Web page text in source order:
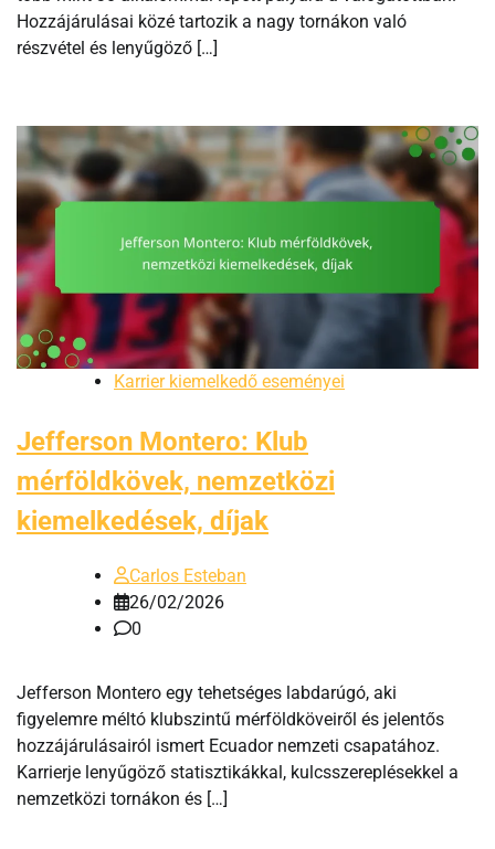
Hozzájárulásai közé tartozik a nagy tornákon való
részvétel és lenyűgöző […]
Karrier kiemelkedő eseményei
Jefferson Montero: Klub
mérföldkövek, nemzetközi
kiemelkedések, díjak
Carlos Esteban
26/02/2026
0
Jefferson Montero egy tehetséges labdarúgó, aki
figyelemre méltó klubszintű mérföldköveiről és jelentős
hozzájárulásairól ismert Ecuador nemzeti csapatához.
Karrierje lenyűgöző statisztikákkal, kulcsszereplésekkel a
nemzetközi tornákon és […]